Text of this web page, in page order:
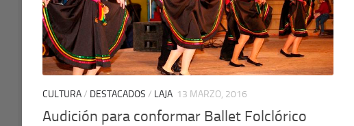
CULTURA/ DESTACADOS / LAJA 13 MARZO, 2016
Audición para conformar Ballet Folclórico